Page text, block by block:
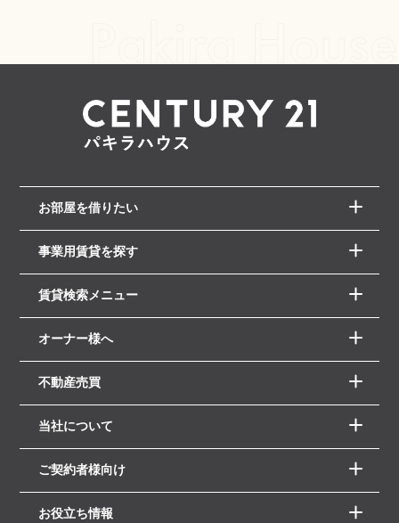
お部屋を借りたい
事業用賃貸を探す
賃貸検索メニュー
オーナー様へ
不動産売買
当社について
ご契約者様向け
お役立ち情報